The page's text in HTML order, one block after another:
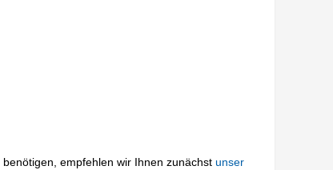
empfehlen wir Ihnen zunächst unser